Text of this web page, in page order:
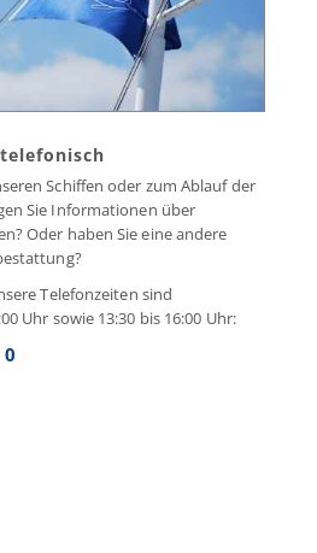
Schiffen oder zum Ablauf der
Sie Informationen über
Oder haben Sie eine andere
Telefonzeiten sind
Uhr sowie 13:30 bis 16:00 Uhr: